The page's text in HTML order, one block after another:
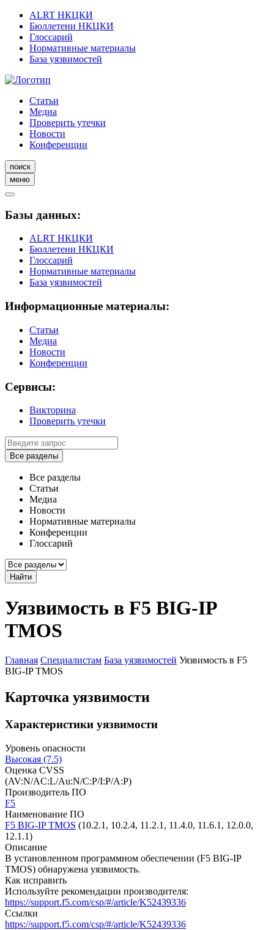
ALRT НКЦКИ
Бюллетени НКЦКИ
Глоссарий
Нормативные материалы
База уязвимостей
Статьи
Медиа
Проверить утечки
Новости
Конференции
поиск
меню
Базы данных:
ALRT НКЦКИ
Бюллетени НКЦКИ
Глоссарий
Нормативные материалы
База уязвимостей
Информационные материалы:
Статьи
Медиа
Новости
Конференции
Сервисы:
Викторина
Проверить утечки
Все разделы
Все разделы
Статьи
Медиа
Новости
Нормативные материалы
Конференции
Глоссарий
Найти
Уязвимость в F5 BIG-IP
TMOS
Главная Специалистам База уязвимостей Уязвимость в F5
BIG-IP TMOS
Карточка уязвимости
Характеристики уязвимости
Уровень опасности
Высокая (7.5)
Оценка CVSS
(AV:N/AC:L/Au:N/C:P/I:P/A:P)
Производитель ПО
F5
Наименование ПО
F5 BIG-IP TMOS (10.2.1, 10.2.4, 11.2.1, 11.4.0, 11.6.1, 12.0.0,
12.1.1)
Описание
В установленном программном обеспечении (F5 BIG-IP
TMOS) обнаружена уязвимость.
Как исправить
Используйте рекомендации производителя:
https://support.f5.com/csp/#/article/K52439336
Ссылки
https://support.f5.com/csp/#/article/K52439336